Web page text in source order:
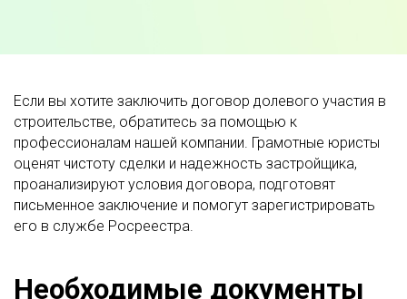
Если вы хотите заключить договор долевого участия в
строительстве, обратитесь за помощью к
профессионалам нашей компании. Грамотные юристы
оценят чистоту сделки и надежность застройщика,
проанализируют условия договора, подготовят
письменное заключение и помогут зарегистрировать
его в службе Росреестра.
Необходимые документы